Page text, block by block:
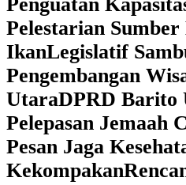
Pelestarian Sumber
IkanLegislatif
Pengembangan
UtaraDPRD
Pelepasan Jemaah
Pesan Jaga
Kekompakan